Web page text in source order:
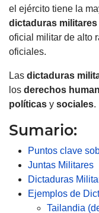
el ejército tiene la
dictaduras militares
oficial militar de alto
oficiales.
Las dictaduras
los derechos
políticas y sociales.
Sumario:
Puntos clave
Juntas Militares
Dictaduras
Ejemplos de
Tailandia